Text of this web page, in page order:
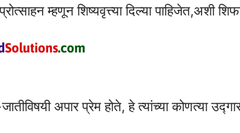
प्रोत्साहन म्हणून शिष्यवृत्त्या दिल्या पाहिजेत,अशी
जातीविषयी अपार प्रेम होते, हे त्यांच्या कोणत्या